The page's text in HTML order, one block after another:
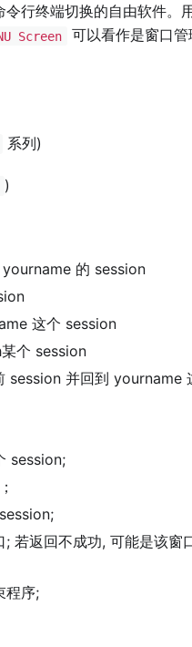
令行终端切换的自由软件。
Screen
可以看作是窗口
系列)
)
yourname 的 session
这个 session
个 session
session 并回到 yourname
session;
; 若返回不成功, 可能是该窗
程序;